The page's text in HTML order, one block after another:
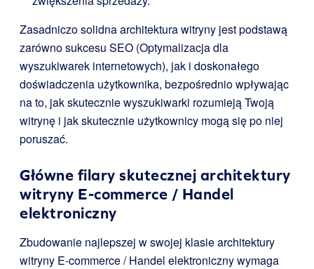
Zasadniczo solidna architektura witryny jest podstawą
zarówno sukcesu SEO (Optymalizacja dla
wyszukiwarek internetowych), jak i doskonałego
doświadczenia użytkownika, bezpośrednio wpływając
na to, jak skutecznie wyszukiwarki rozumieją Twoją
witrynę i jak skutecznie użytkownicy mogą się po niej
poruszać.
Główne filary skutecznej architektury
witryny E-commerce / Handel
elektroniczny
Zbudowanie najlepszej w swojej klasie architektury
witryny E-commerce / Handel elektroniczny wymaga